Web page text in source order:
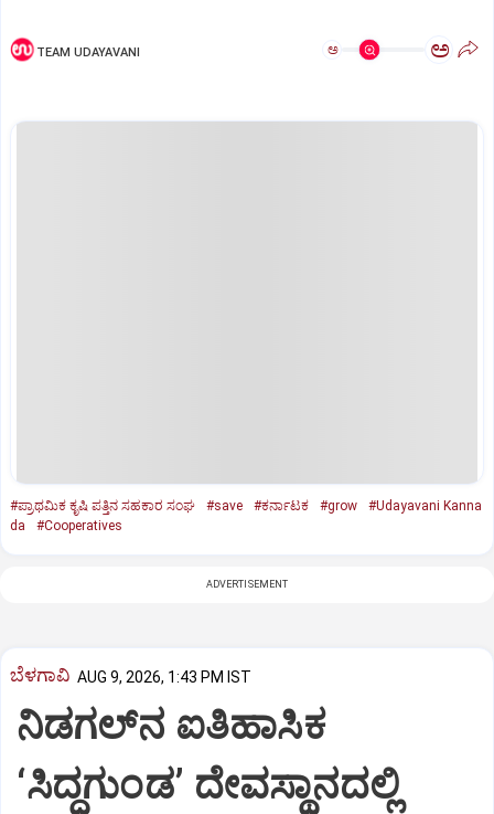
TEAM UDAYAVANI ಅ ಅ
#ಪ್ರಾಥಮಿಕ ಕೃಷಿ ಪತ್ತಿನ ಸಹಕಾರ ಸಂಘ #save #ಕರ್ನಾಟಕ #grow
#Udayavani Kanna
da
#Cooperatives
ADVERTISEMENT
ಬೆಳಗಾವಿ AUG 9, 2026, 1:43 PM IST
ನಿಡಗಲ್‌ನ ಐತಿಹಾಸಿಕ
‘ಸಿದ್ಧಗುಂಡ’ ದೇವಸ್ಥಾನದಲ್ಲಿ